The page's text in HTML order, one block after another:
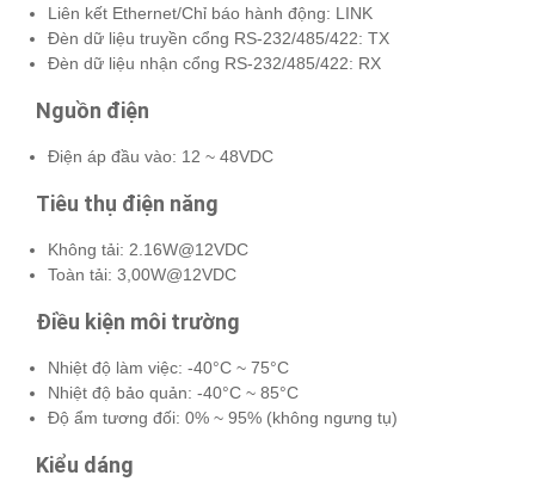
Liên kết Ethernet/Chỉ báo hành động: LINK
Đèn dữ liệu truyền cổng RS-232/485/422: TX
Đèn dữ liệu nhận cổng RS-232/485/422: RX
Nguồn điện
Điện áp đầu vào: 12 ~ 48VDC
Tiêu thụ điện năng
Không tải: 2.16W@12VDC
Toàn tải: 3,00W@12VDC
Điều kiện môi trường
Nhiệt độ làm việc: -40°C ~ 75°C
Nhiệt độ bảo quản: -40°C ~ 85°C
Độ ẩm tương đối: 0% ~ 95% (không ngưng tụ)
Kiểu dáng